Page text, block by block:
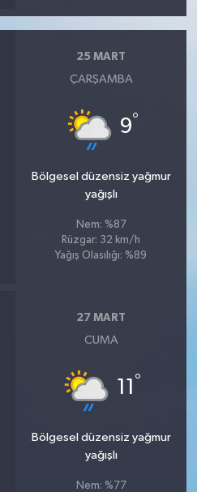
25 MART
ÇARŞAMBA
9°
Bölgesel düzensiz yağmur
yağışlı
Nem: %87
Rüzgar: 32 km/h
Yağış Olasılığı: %89
27 MART
CUMA
11 °
Bölgesel düzensiz yağmur
yağışlı
Nem: %77